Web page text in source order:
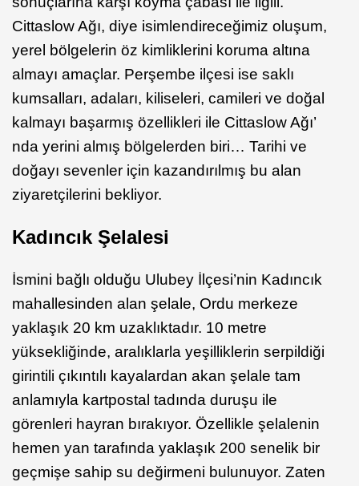
Cittaslow Ağı, diye isimlendireceğimiz oluşum,
yerel bölgelerin öz kimliklerini koruma altına
almayı amaçlar. Perşembe ilçesi ise saklı
kumsalları, adaları, kiliseleri, camileri ve doğal
kalmayı başarmış özellikleri ile Cittaslow Ağı’
nda yerini almış bölgelerden biri… Tarihi ve
doğayı sevenler için kazandırılmış bu alan
ziyaretçilerini bekliyor.
Kadıncık Şelalesi
İsmini bağlı olduğu Ulubey İlçesi’nin Kadıncık
mahallesinden alan şelale, Ordu merkeze
yaklaşık 20 km uzaklıktadır. 10 metre
yüksekliğinde, aralıklarla yeşilliklerin serpildiği
girintili çıkıntılı kayalardan akan şelale tam
anlamıyla kartpostal tadında duruşu ile
görenleri hayran bırakıyor. Özellikle şelalenin
hemen yan tarafında yaklaşık 200 senelik bir
geçmişe sahip su değirmeni bulunuyor. Zaten